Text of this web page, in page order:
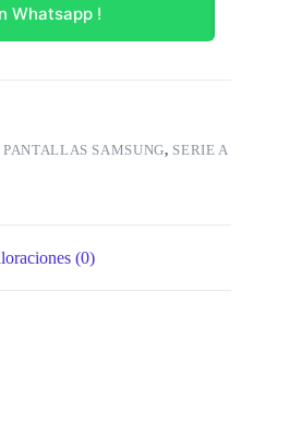
Whatsapp !
PANTALLAS SAMSUNG, SERIE A
(0)